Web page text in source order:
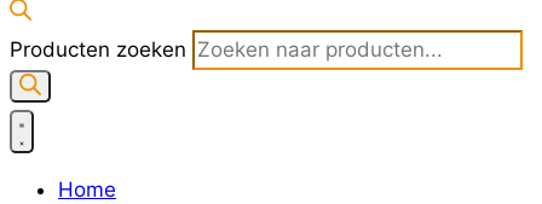
Producten zoeken
Home